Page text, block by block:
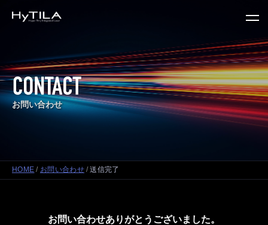
お問い合わせ
HOME お問い合わせ 送信完了
お問い合わせありがとうございました。